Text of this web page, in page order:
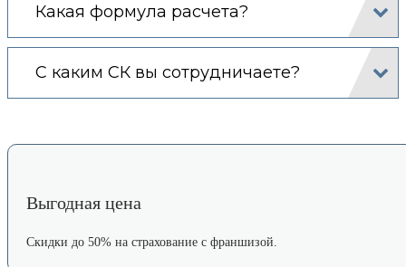
Какая формула расчета?
С каким СК вы сотрудничаете?
Выгодная цена
Скидки до 50% на страхование с франшизой.